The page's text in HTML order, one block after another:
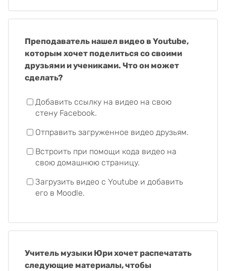
Преподаватель нашел видео в Youtube,
которым хочет поделиться со своими
друзьями и учениками. Что он может
сделать?
Добавить ссылку на видео на свою
стену Facebook.
Отправить загруженное видео друзьям.
Встроить при помощи кода видео на
свою домашнюю страницу.
Загрузить видео с Youtube и добавить
его в Moodle.
Учитель музыки Юри хочет распечатать
следующие материалы, чтобы